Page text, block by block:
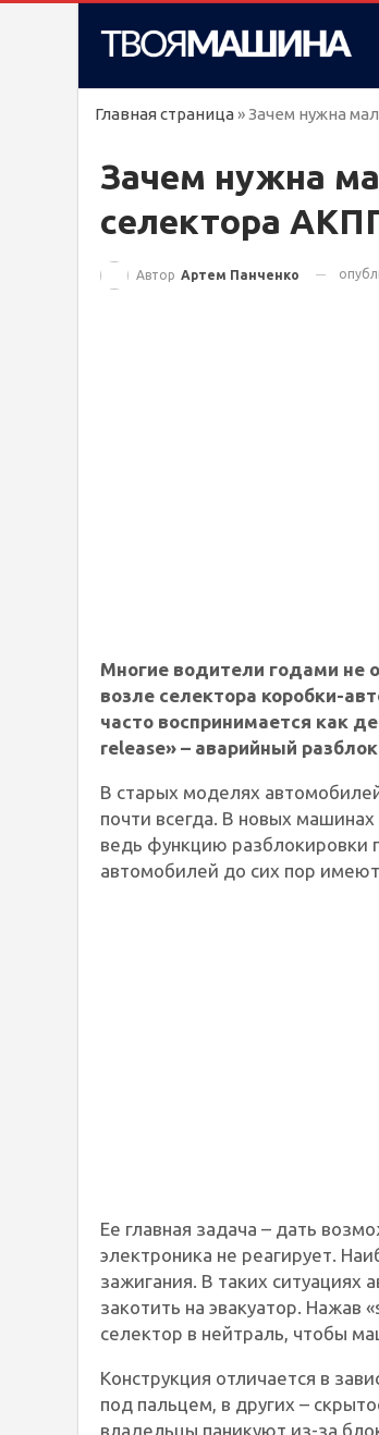
Главная страница »Зачем нужна
Зачем нужна
селектора
Автор Артем Панченко
Многие водители годами не
возле селектора коробки-
часто воспринимается как
release» – аварийный
В старых моделях
почти всегда. В новых
ведь функцию разблокировки
автомобилей до сих пор имеют
Ее главная задача – дать
электроника не реагирует.
зажигания. В таких ситуациях
закотить на эвакуатор. Нажав
селектор в нейтраль, чтобы
Конструкция отличается в
под пальцем, в других –
владельцы паникуют из-за